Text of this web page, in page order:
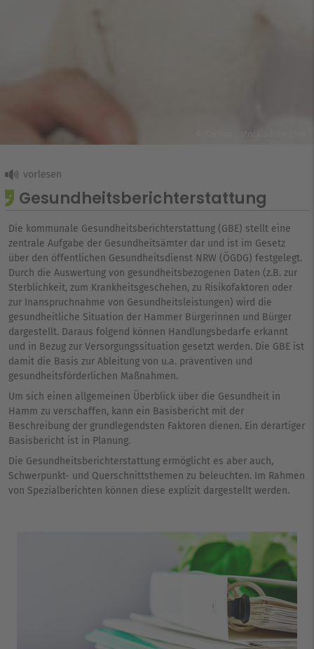
© Kzenon - stock.adobe.com
Gesundheitsberichterstattung
Die kommunale Gesundheitsberichterstattung (GBE) stellt eine
zentrale Aufgabe der Gesundheitsämter dar und ist im Gesetz
über den öffentlichen Gesundheitsdienst NRW (ÖGDG) festgelegt.
Durch die Auswertung von gesundheitsbezogenen Daten (z.B. zur
Sterblichkeit, zum Krankheitsgeschehen, zu Risikofaktoren oder
zur Inanspruchnahme von Gesundheitsleistungen) wird die
gesundheitliche Situation der Hammer Bürgerinnen und Bürger
dargestellt. Daraus folgend können Handlungsbedarfe erkannt
und in Bezug zur Versorgungssituation gesetzt werden. Die GBE ist
damit die Basis zur Ableitung von u.a. präventiven und
gesundheitsförderlichen Maßnahmen.
Um sich einen allgemeinen Überblick über die Gesundheit in
Hamm zu verschaffen, kann ein Basisbericht mit der
Beschreibung der grundlegendsten Faktoren dienen. Ein derartiger
Basisbericht ist in Planung.
Die Gesundheitsberichterstattung ermöglicht es aber auch,
Schwerpunkt- und Querschnittsthemen zu beleuchten. Im Rahmen
von Spezialberichten können diese explizit dargestellt werden.